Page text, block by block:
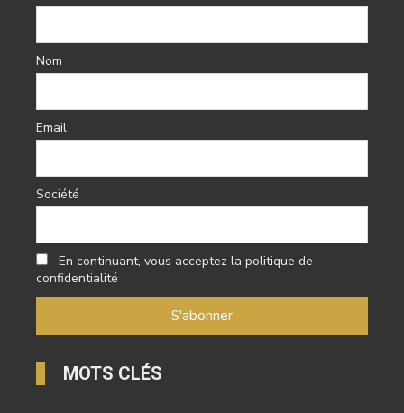
Nom
Email
Société
En continuant, vous acceptez la politique de
confidentialité
MOTS CLÉS